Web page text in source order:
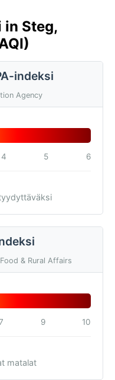
in Steg,
indeksi
Agency
4 5 6
& Rural Affairs
9 10
matalat